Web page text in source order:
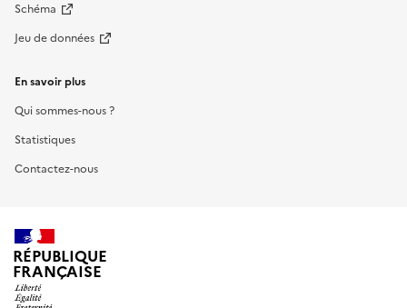
Schéma
Jeu de données
En savoir plus
Qui sommes-nous ?
Statistiques
Contactez-nous
RÉPUBLIQUE
FRANÇAISE